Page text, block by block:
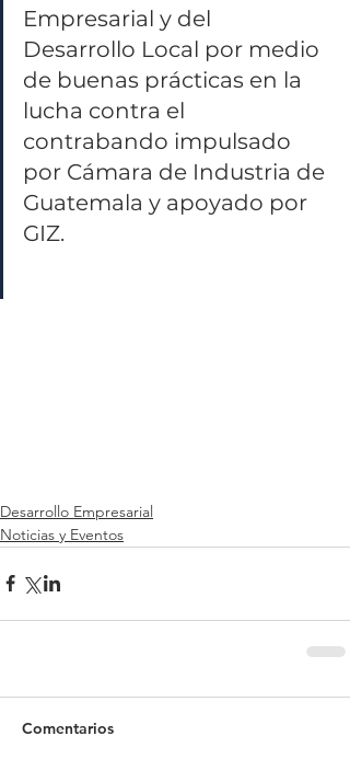
Empresarial y del
Desarrollo Local por medio
de buenas prácticas en la
lucha contra el
contrabando impulsado
por Cámara de Industria de
Guatemala y apoyado por
GIZ.
Desarrollo Empresarial
Noticias y Eventos
Comentarios